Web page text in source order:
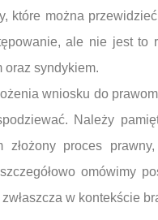
które można
ale nie jest to
oraz syndykiem.
wniosku do
Należy
proces
omówimy
w kontekście